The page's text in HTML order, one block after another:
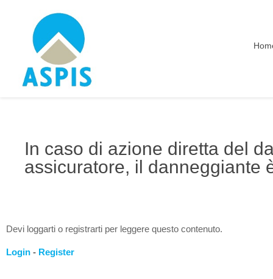
In caso di azione diretta del
assicuratore, il danneggiante
Devi loggarti o registrarti per leggere questo contenuto.
Login - Register